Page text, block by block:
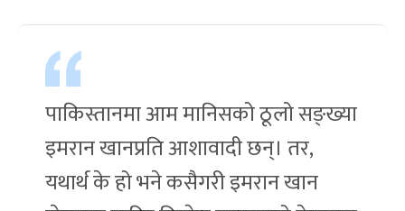
पाकिस्तानमा आम मानिसको ठूलो सङ्ख्या
इमरान खानप्रति आशावादी छन्। तर,
यथार्थ के हो भने कसैगरी इमरान खान